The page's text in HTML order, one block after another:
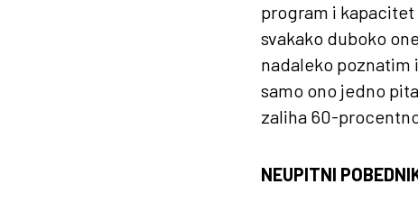
program i
svakako duboko
nadaleko poznatim
samo ono jedno
zaliha 60-
NEUPITNI